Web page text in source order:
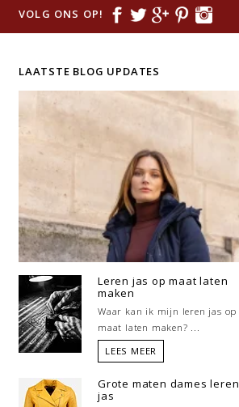
VOLG ONS OP!
LAATSTE BLOG UPDATES
Leren jas op maat laten
maken
Waar kan ik mijn leren jas op
maat laten maken? ...
LEES MEER
Grote maten dames leren
jas